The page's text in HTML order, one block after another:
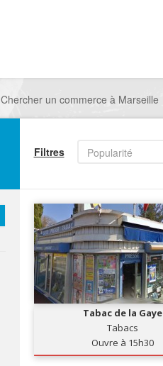
Chercher un commerce à Marseille
Filtres Popularité
Tabac de la Gaye
Tabacs
Ouvre à 15h30